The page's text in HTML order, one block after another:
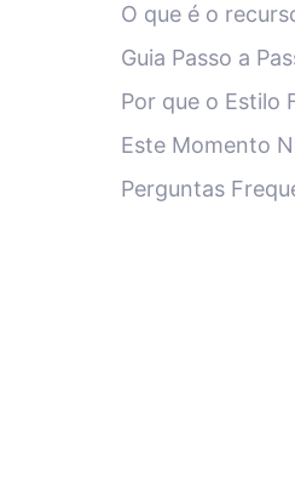
O que é o
Cam com IA do
Guia Passo a
Vídeo de Fan
PicMa
Por que o Estilo
Copa do Mundo
Agora
Este Momento
Sempre
Perguntas